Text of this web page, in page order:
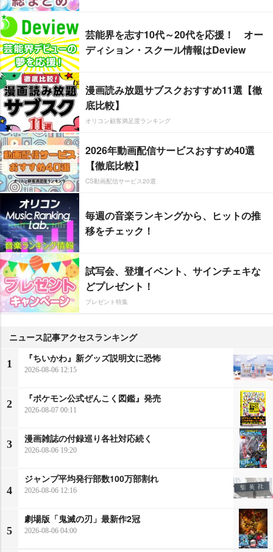
芸能界を志す10代～20代を応援！ オー
ディション・スクール情報はDeview
漫画読み放題サブスクおすすめ11選【徹
底比較】
オリコン顧客満足度ランキング
2026年動画配信サービスおすすめ40選
【徹底比較】
CS動画配信サービス20選
毎週の音楽ランキングから、ヒットの推
移をチェック！
試写会、登壇イベント、サインチェキな
どプレゼント！
プレゼント特集
ニュース記事アクセスランキング
1
『ちいかわ』新グッズ説明文に恐怖
2026-08-06 12:15
2
『ポケモン公式ぜんこく図鑑』発売
2026-08-07 00:11
3
漫画雑誌の付録巡り各社対応続く
2026-08-06 19:20
4
ジャンプ平均発行部数100万部割れ
2026-08-06 12:16
5
劇場版「鬼滅の刃」最新作2冠
2026-08-06 04:00